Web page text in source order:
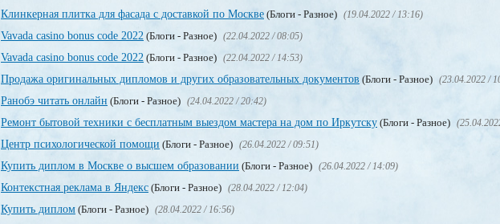
Клинкерная плитка для фасада с доставкой по Москве (Блоги - Разное) (19.04.2022 / 13:16)
Vavada casino bonus code 2022 (Блоги - Разное) (22.04.2022 / 08:05)
Vavada casino bonus code 2022 (Блоги - Разное) (22.04.2022 / 14:53)
Продажа оригинальных дипломов и других образовательных документов (Блоги - Разное) (23.04.2022 /
Ранобэ читать онлайн (Блоги - Разное) (24.04.2022 / 20:42)
Ремонт бытовой техники с бесплатным выездом мастера на дом по Иркутску (Блоги - Разное)
Центр психологической помощи (Блоги - Разное) (26.04.2022 / 09:51)
Купить диплом в Москве о высшем образовании (Блоги - Разное) (26.04.2022 / 14:09)
Контекстная реклама в Яндекс (Блоги - Разное) (28.04.2022 / 12:04)
Купить диплом (Блоги - Разное) (28.04.2022 / 16:56)